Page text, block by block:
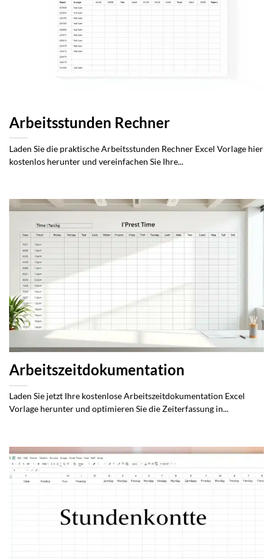
Arbeitsstunden Rechner
Laden Sie die praktische Arbeitsstunden Rechner Excel Vorlage hier
kostenlos herunter und vereinfachen Sie Ihre...
Arbeitszeitdokumentation
Laden Sie jetzt Ihre kostenlose Arbeitszeitdokumentation Excel
Vorlage herunter und optimieren Sie die Zeiterfassung in...